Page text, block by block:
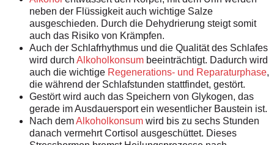
neben der Flüssigkeitauch wichtige Salze
ausgeschieden. Durch die Dehydrierung steigt somit
auch das Risiko von Krämpfen.
Auch der Schlafrhythmus und die Qualität des Schlafes
wird durch Alkoholkonsum beeinträchtigt. Dadurch wird
auch die wichtige Regenerations- und Reparaturphase,
die während der Schlafstunden stattfindet, gestört.
Gestört wird auch das Speichern von Glykogen, das
gerade im Ausdauersportein wesentlicher Baustein ist.
Nach demAlkoholkonsum wird bis zu sechs Stunden
danach vermehrtCortisol ausgeschüttet. Dieses